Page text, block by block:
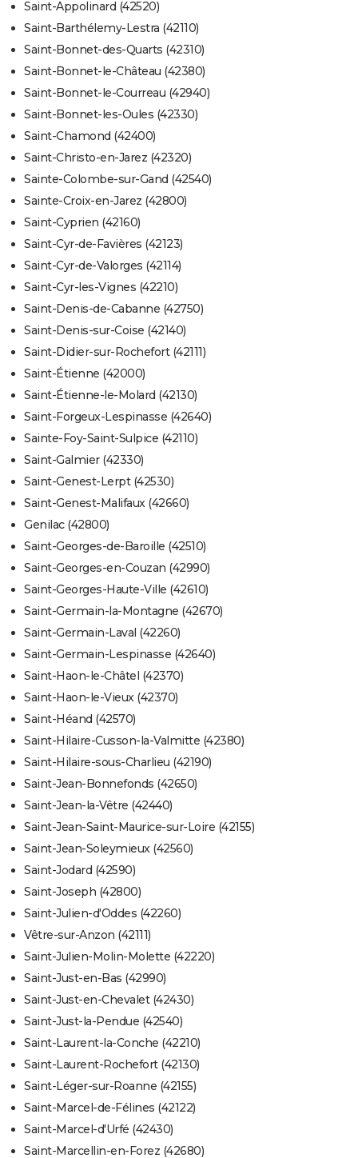
Saint-Appolinard (42520)
Saint-Barthélemy-Lestra (42110)
Saint-Bonnet-des-Quarts (42310)
Saint-Bonnet-le-Château (42380)
Saint-Bonnet-le-Courreau (42940)
Saint-Bonnet-les-Oules (42330)
Saint-Chamond (42400)
Saint-Christo-en-Jarez (42320)
Sainte-Colombe-sur-Gand (42540)
Sainte-Croix-en-Jarez (42800)
Saint-Cyprien (42160)
Saint-Cyr-de-Favières (42123)
Saint-Cyr-de-Valorges (42114)
Saint-Cyr-les-Vignes (42210)
Saint-Denis-de-Cabanne (42750)
Saint-Denis-sur-Coise (42140)
Saint-Didier-sur-Rochefort (42111)
Saint-Étienne (42000)
Saint-Étienne-le-Molard (42130)
Saint-Forgeux-Lespinasse (42640)
Sainte-Foy-Saint-Sulpice (42110)
Saint-Galmier (42330)
Saint-Genest-Lerpt (42530)
Saint-Genest-Malifaux (42660)
Genilac (42800)
Saint-Georges-de-Baroille (42510)
Saint-Georges-en-Couzan (42990)
Saint-Georges-Haute-Ville (42610)
Saint-Germain-la-Montagne (42670)
Saint-Germain-Laval (42260)
Saint-Germain-Lespinasse (42640)
Saint-Haon-le-Châtel (42370)
Saint-Haon-le-Vieux (42370)
Saint-Héand (42570)
Saint-Hilaire-Cusson-la-Valmitte (42380)
Saint-Hilaire-sous-Charlieu (42190)
Saint-Jean-Bonnefonds (42650)
Saint-Jean-la-Vêtre (42440)
Saint-Jean-Saint-Maurice-sur-Loire (42155)
Saint-Jean-Soleymieux (42560)
Saint-Jodard (42590)
Saint-Joseph (42800)
Saint-Julien-d'Oddes (42260)
Vêtre-sur-Anzon (42111)
Saint-Julien-Molin-Molette (42220)
Saint-Just-en-Bas (42990)
Saint-Just-en-Chevalet (42430)
Saint-Just-la-Pendue (42540)
Saint-Laurent-la-Conche (42210)
Saint-Laurent-Rochefort (42130)
Saint-Léger-sur-Roanne (42155)
Saint-Marcel-de-Félines (42122)
Saint-Marcel-d'Urfé (42430)
Saint-Marcellin-en-Forez (42680)